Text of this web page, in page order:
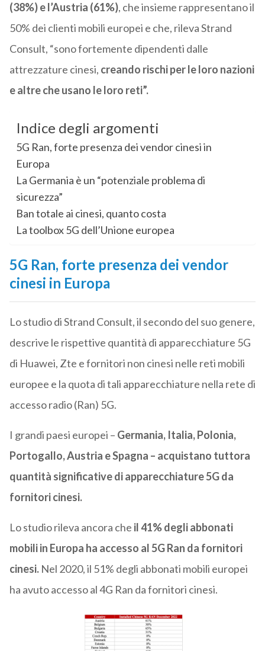
(38%) e l’Austria (61%), che insieme rappresentano il
50% dei clienti mobili europei e che, rileva Strand
Consult, “sono fortemente dipendenti dalle
attrezzature cinesi, creando rischi per le loro nazioni
e altre che usano le loro reti”.
Indice degli argomenti
5G Ran, forte presenza dei vendor cinesi in
Europa
La Germania è un “potenziale problema di
sicurezza”
Ban totale ai cinesi, quanto costa
La toolbox 5G dell’Unione europea
5G Ran, forte presenza dei vendor
cinesi in Europa
Lo studio di Strand Consult, il secondo del suo genere,
descrive le rispettive quantità di apparecchiature 5G
di Huawei, Zte e fornitori non cinesi nelle reti mobili
europee e la quota di tali apparecchiature nella rete di
accesso radio (Ran) 5G.
I grandi paesi europei – Germania, Italia, Polonia,
Portogallo, Austria e Spagna – acquistano tuttora
quantità significative di apparecchiature 5G da
fornitori cinesi.
Lo studio rileva ancora che il 41% degli abbonati
mobili in Europa ha accesso al 5G Ran da fornitori
cinesi.Nel 2020, il 51% degli abbonati mobili europei
ha avuto accesso al 4G Ran da fornitori cinesi.